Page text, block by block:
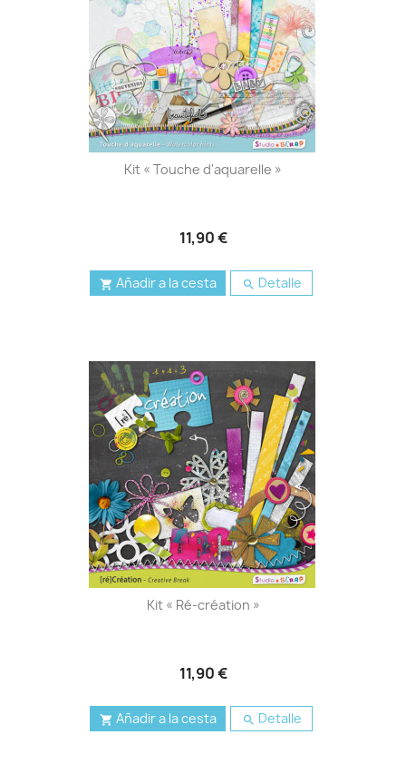
Kit « Touche d'aquarelle »
11,90 €
 Añadir a la cesta  Detalle
Kit « Ré-création »
11,90 €
 Añadir a la cesta  Detalle